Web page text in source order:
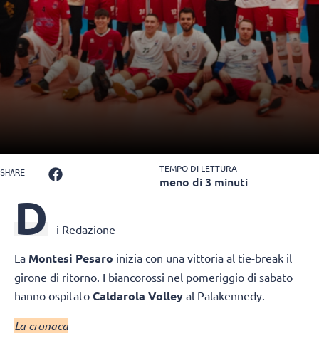
SHARE TEMPO DI LETTURA
meno di 3 minuti
D i Redazione
La Montesi Pesaro inizia con una vittoria al tie-break il
girone di ritorno. I biancorossi nel pomeriggio di sabato
hanno ospitato Caldarola Volley al Palakennedy.
La cronaca